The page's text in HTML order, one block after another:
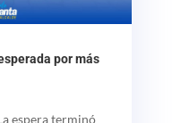
por más
espera terminó